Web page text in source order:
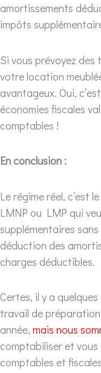
amortissements
impôts
Si vous prévoyez
votre location
avantageux. Oui,
économies fiscales
comptables !
En conclusion :
Le régime réel, c’est
LMNP ou LMP qui
supplémentaires
déduction des
charges déductibles.
Certes, il y a
travail de
année, mais nous
comptabiliser et
comptables et